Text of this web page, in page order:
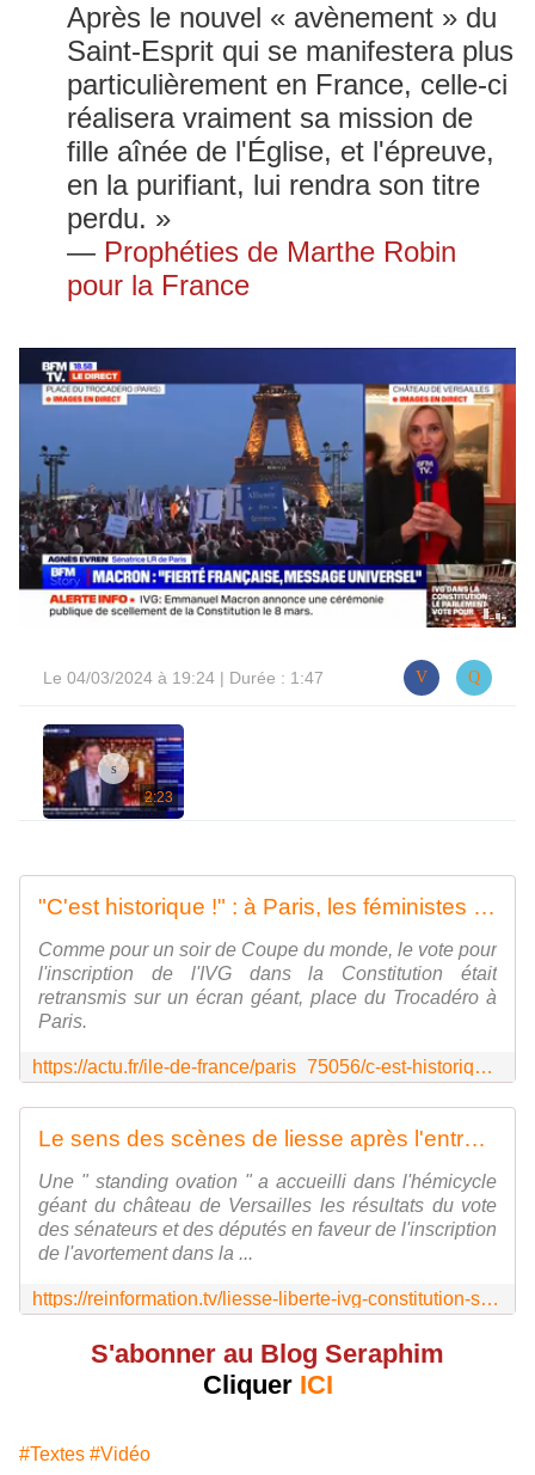
Après le nouvel « avènement » du
Saint-Esprit qui se manifestera plus
particulièrement en France, celle-ci
réalisera vraiment sa mission de
fille aînée de l'Église, et l'épreuve,
en la purifiant, lui rendra son titre
perdu. »
— Prophéties de Marthe Robin
pour la France
Le 04/03/2024 à 19:24 | Durée : 1:47
2:23
"C'est historique !" : à Paris, les féministes fêtent l'inscription de l'IVG dans la Constitution
Comme pour un soir de Coupe du monde, le vote pour
l'inscription de l'IVG dans la Constitution était
retransmis sur un écran géant, place du Trocadéro à
Paris.
https://actu.fr/ile-de-france/paris_75056/c-est-historique-a-paris-les-feministes-fetent-l-inscription-de-l-ivg-dans-la-constitution_60778374.html
Le sens des scènes de liesse après l'entrée de la liberté de l'" IVG " dans la Constitution
Une " standing ovation " a accueilli dans l'hémicycle
géant du château de Versailles les résultats du vote
des sénateurs et des députés en faveur de l'inscription
de l'avortement dans la ...
https://reinformation.tv/liesse-liberte-ivg-constitution-smits/
S'abonner au Blog Seraphim
Cliquer ICI
#Textes #Vidéo